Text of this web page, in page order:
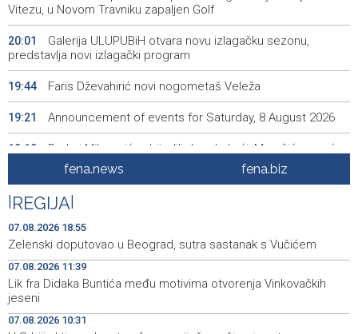
Vitezu, u Novom Travniku zapaljen Golf
20:01
Galerija ULUPUBiH otvara novu izlagačku sezonu,
predstavlja novi izlagački program
19:44 Faris Dževahirić novi nogometaš Veleža
19:21 Announcement of events for Saturday, 8 August 2026
19:10
Rudari Milanovića ubijedili da ode kući, Memčić se već
ponovo vratio u jamu 'Raspotočje'
19:03
Sarajevo Film Festival presents Kinoscope and
Kinoscope Surreal programs
19:00 Najave događaja za 8. 8. 2026. godine (subota)
18:58
Fire breaks out across more than 40 hectares in Grude,
firefighters and Air Tractors on the ground
18:55
Zelenski doputovao u Beograd, sutra sastanak s
fena.news fena.biz
REGIJA
07.08.2026 18:55
Zelenski doputovao u Beograd, sutra sastanak s Vučićem
07.08.2026 11:39
Lik fra Didaka Buntića među motivima otvorenja Vinkovačkih
jeseni
07.08.2026 10:31